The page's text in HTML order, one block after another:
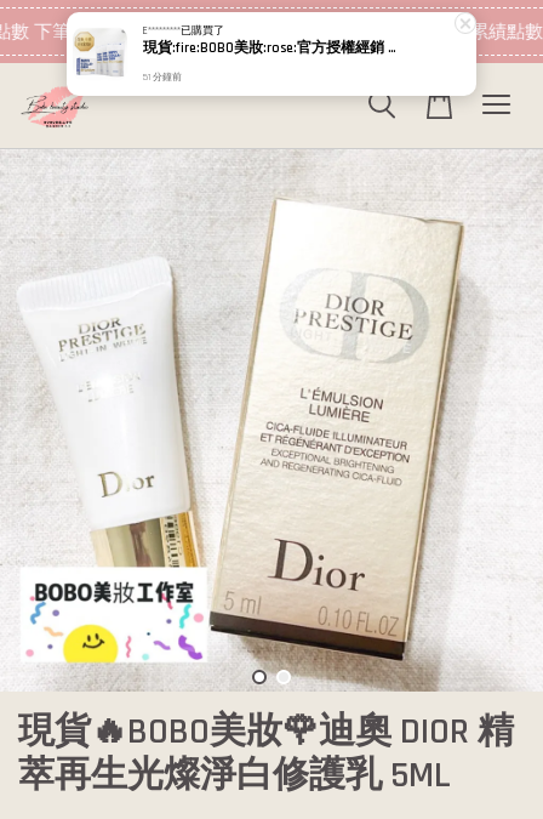
下筆消費即可折抵 現在去購物！ 加入會員 消費即可累績點
現貨🔥BOBO美妝🌹迪奧 DIOR 精
萃再生光燦淨白修護乳 5ML
E*********已購買了
現貨:fire:BOBO美妝:rose:官方授權經銷 日本NIPPI 日本製100%純膠原蛋白胜肽白金版 1盒3袋(附5g湯匙) 易吸收
51 分鐘前